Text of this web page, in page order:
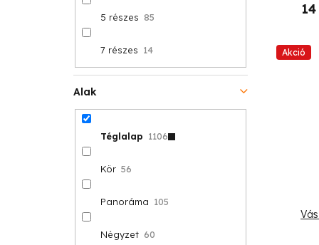
5 részes 85
7 részes 14
Alak
Téglalap 1106
Kör 56
Panoráma 105
Négyzet 60
Akció